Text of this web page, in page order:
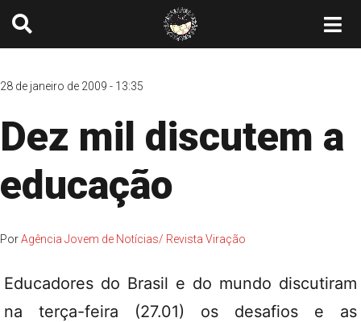
28 de janeiro de 2009 - 13:35
Dez mil discutem a
educação
PorAgência Jovem de Notícias/ Revista Viração
Educadores do Brasil e do mundo discutiram
na terça-feira (27.01) os desafios e as